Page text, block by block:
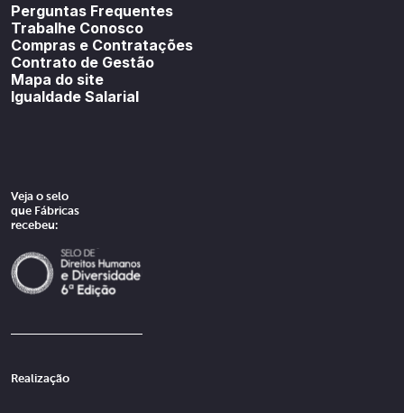
Perguntas Frequentes
Trabalhe Conosco
Compras e Contratações
Contrato de Gestão
Mapa do site
Igualdade Salarial
Veja o selo
que Fábricas
recebeu:
Realização